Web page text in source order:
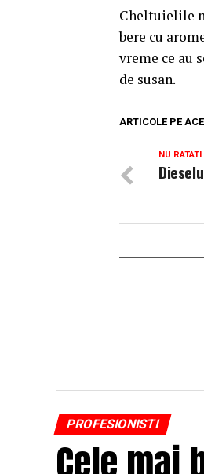
Cheltuielile
bere cu
vreme ce au
de susan.
ARTICOLE PE
NU RATATI
PROFESIONISTI
Cele mai